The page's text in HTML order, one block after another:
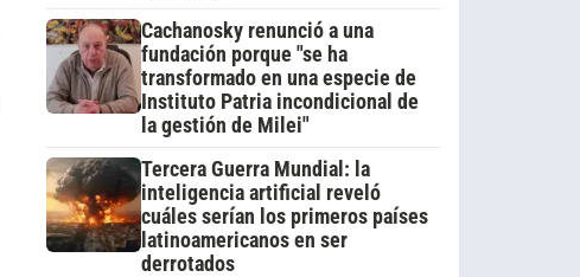
Cachanosky renunció a una
fundación porque "se ha
transformado en una especie de
Instituto Patria incondicional de
la gestión de Milei"
Tercera Guerra Mundial: la
inteligencia artificial reveló
cuáles serían los primeros países
latinoamericanos en ser
derrotados